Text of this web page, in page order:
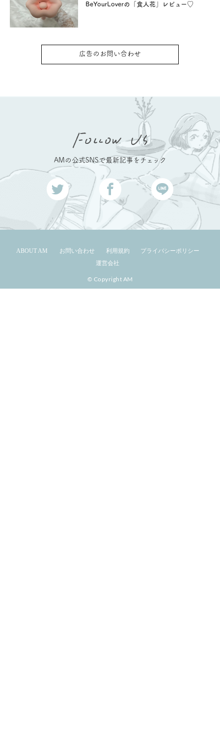
BeYourLoverの「食人花」レビュー♡
広告のお問い合わせ
AMの公式SNSで最新記事をチェック
ABOUT AM お問い合わせ 利用規約
プライバシーポリシー
運営会社
© Copyright AM